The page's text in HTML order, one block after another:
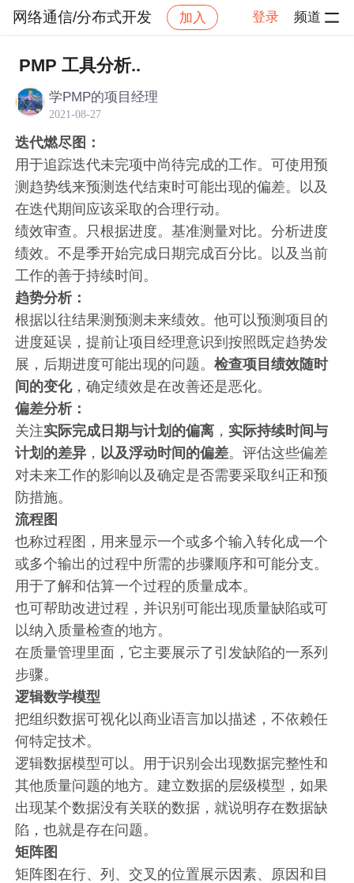
网络通信/分布式开发 加入 登录 频道
社区 网络通信/分布式开发
PMP 工具分析..
学PMP的项目经理
2021-08-27
迭代燃尽图：
用于追踪迭代未完项中尚待完成的工作。可使用预
测趋势线来预测迭代结束时可能出现的偏差。以及
在迭代期间应该采取的合理行动。
绩效审查。只根据进度。基准测量对比。分析进度
绩效。不是季开始完成日期完成百分比。以及当前
工作的善于持续时间。
趋势分析：
根据以往结果测预测未来绩效。他可以预测项目的
进度延误，提前让项目经理意识到按照既定趋势发
展，后期进度可能出现的问题。检查项目绩效随时
间的变化，确定绩效是在改善还是恶化。
偏差分析：
关注实际完成日期与计划的偏离 ， 实际持续时间与
计划的差异 ， 以及浮动时间的偏差。评估这些偏差
对未来工作的影响以及确定是否需要采取纠正和预
防措施。
流程图
也称过程图，用来显示一个或多个输入转化成一个
或多个输出的过程中所需的步骤顺序和可能分支。
用于了解和估算一个过程的质量成本。
也可帮助改进过程，并识别可能出现质量缺陷或可
以纳入质量检查的地方。
在质量管理里面，它主要展示了引发缺陷的一系列
步骤。
逻辑数学模型
把组织数据可视化以商业语言加以描述，不依赖任
何特定技术。
逻辑数据模型可以。用于识别会出现数据完整性和
其他质量问题的地方。建立数据的层级模型，如果
出现某个数据没有关联的数据，就说明存在数据缺
陷，也就是存在问题。
矩阵图
矩阵图在行、列、交叉的位置展示因素、原因和目